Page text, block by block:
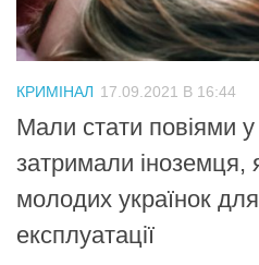
КРИМІНАЛ 17.09.2021 В 16:44
Мали стати повіями у
затримали іноземця,
молодих українок
експлуатації